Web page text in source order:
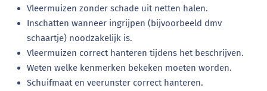
Vleermuizen zonder schade uit netten halen.
Inschatten wanneer ingrijpen (bijvoorbeeld dmv
schaartje) noodzakelijk is.
Vleermuizen correct hanteren tijdens het beschrijven.
Weten welke kenmerken bekeken moeten worden.
Schuifmaat en veerunster correct hanteren.